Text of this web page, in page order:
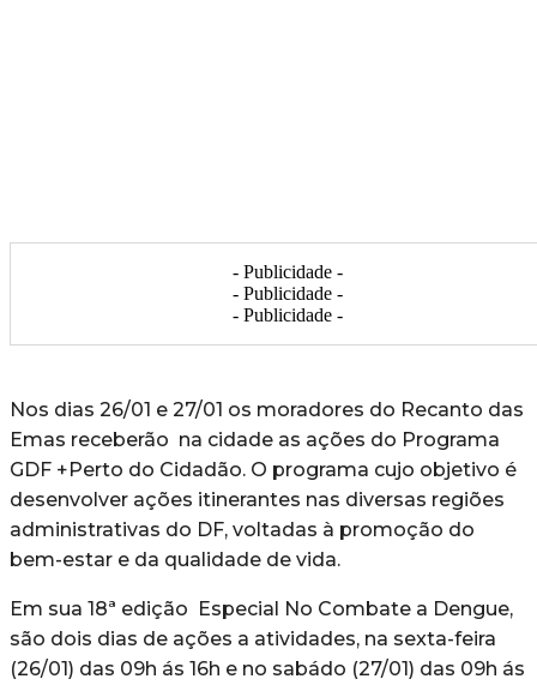
- Publicidade -
- Publicidade -
- Publicidade -
Nos dias 26/01 e 27/01 os moradores do Recanto das
Emas receberão na cidade as ações do Programa
GDF +Perto do Cidadão. O programa cujo objetivo é
desenvolver ações itinerantes nas diversas regiões
administrativas do DF, voltadas à promoção do
bem-estar e da qualidade de vida.
Em sua 18ª edição Especial No Combate a Dengue,
são dois dias de ações a atividades, na sexta-feira
(26/01) das 09h ás 16h e no sabádo (27/01) das 09h ás